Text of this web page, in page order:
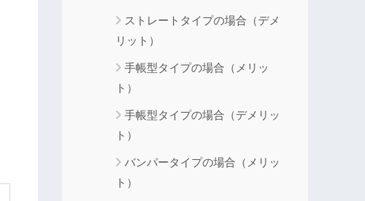
ストレートタイプの場合（デメ
リット）
手帳型タイプの場合（メリッ
ト）
手帳型タイプの場合（デメリッ
ト）
バンパータイプの場合（メリッ
ト）